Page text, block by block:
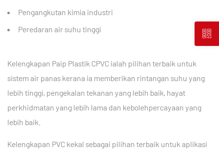
Pengangkutan kimia industri
Peredaran air suhu tinggi
Kelengkapan Paip Plastik CPVC ialah pilihan terbaik untuk
sistem air panas kerana ia memberikan rintangan suhu yang
lebih tinggi, pengekalan tekanan yang lebih baik, hayat
perkhidmatan yang lebih lama dan kebolehpercayaan yang
lebih baik.
Kelengkapan PVC kekal sebagai pilihan terbaik untuk aplikasi